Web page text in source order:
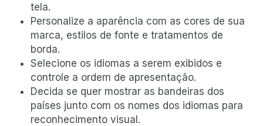
tela.
Personalize a aparência com as cores de sua
marca, estilos de fonte e tratamentos de
borda.
Selecione os idiomas a serem exibidos e
controle a ordem de apresentação.
Decida se quer mostrar as bandeiras dos
países junto com os nomes dos idiomas para
reconhecimento visual.